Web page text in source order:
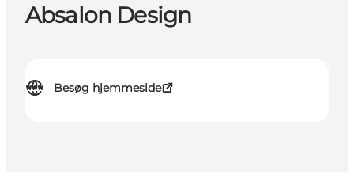
Absalon Design
Besøg hjemmeside